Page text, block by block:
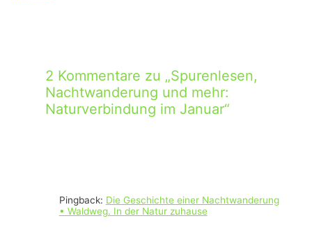
2 Kommentare zu „Spurenlesen,
Nachtwanderung und mehr:
Naturverbindung im Januar“
Pingback: Die Geschichte einer Nachtwanderung
• Waldweg. In der Natur zuhause